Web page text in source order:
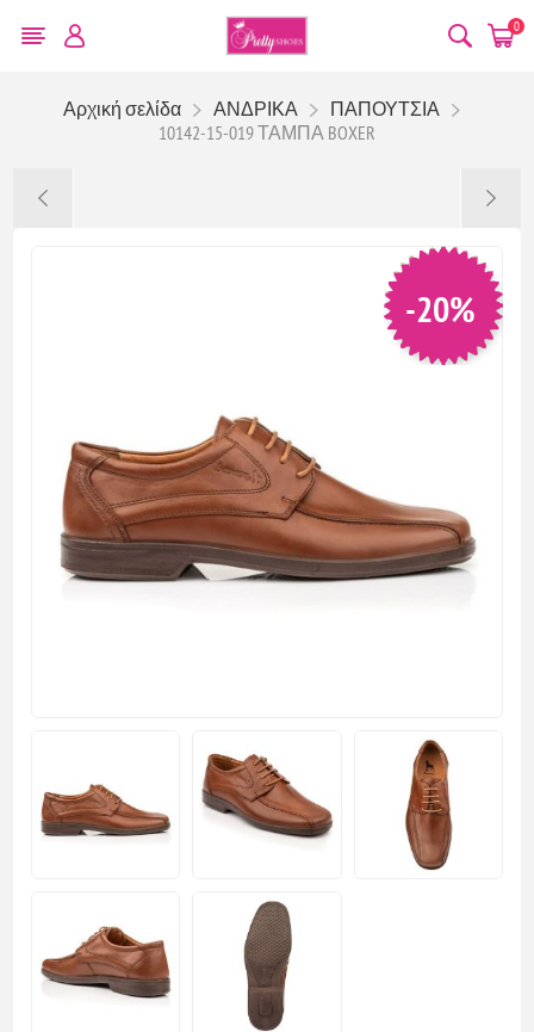
0
Αρχική σελίδα ΑΝΔΡΙΚΑ
ΠΑΠΟΥΤΣΙΑ
10142-15-019 ΤΑΜΠΑ BOXER
-20%